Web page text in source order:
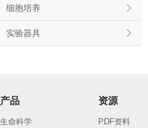
细胞培养
实验器具
产品
生命科学
资源
PDF资料